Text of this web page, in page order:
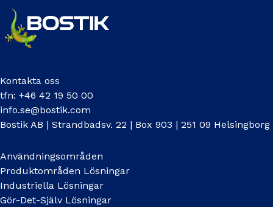
Kontakta oss
tfn: +46 42 19 50 00
info.se@bostik.com
Bostik AB | Strandbadsv. 22 | Box 903 | 251 09 Helsingborg
Användningsområden
Produktområden Lösningar
Industriella Lösningar
Gör-Det-Själv Lösningar